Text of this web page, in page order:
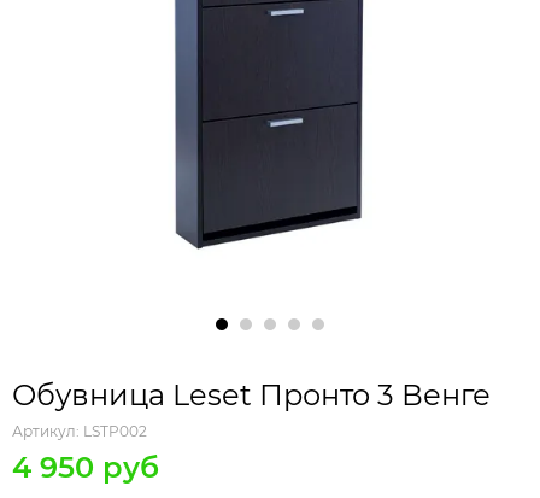
Обувница Leset Пронто 3 Венге
Артикул: LSTP002
4 950 руб